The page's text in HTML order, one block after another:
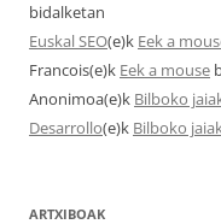
bidalketan
Euskal SEO(e)k Eek a
Francois(e)k Eek a mouse
Anonimoa(e)k Bilboko
Desarrollo(e)k Bilboko
ARTXIBOAK